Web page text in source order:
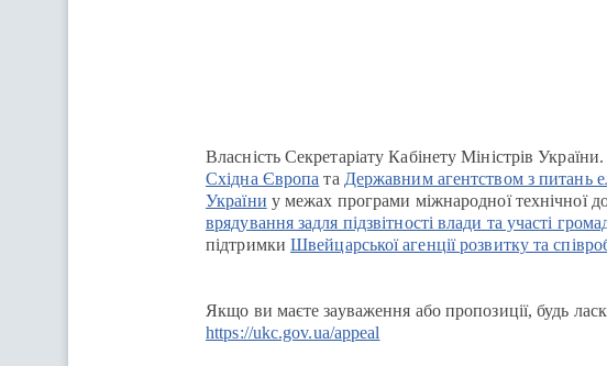
Власність Секретаріату Кабінету Міністрів
Східна Європа та Державним агентством з питань
України у межах програми міжнародної технічної
врядування задля підзвітності влади та участі
підтримки Швейцарської агенції розвитку та
Якщо ви маєте зауваження або пропозиції, будь
https://ukc.gov.ua/appeal